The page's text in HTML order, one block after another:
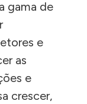
gama de
e
as
e
crescer,